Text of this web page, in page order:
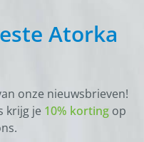
Atorka
onze nieuwsbrieven!
krijg je 10% korting op